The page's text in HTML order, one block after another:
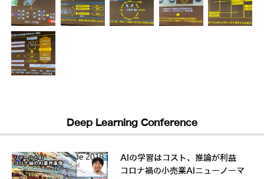
Deep Learning Conference
AIの学習はコスト、推論が利益
コロナ禍の小売業AIニューノーマ